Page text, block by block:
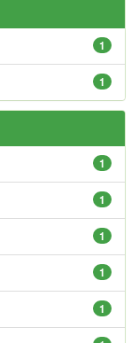
1
1
1
1
1
1
1